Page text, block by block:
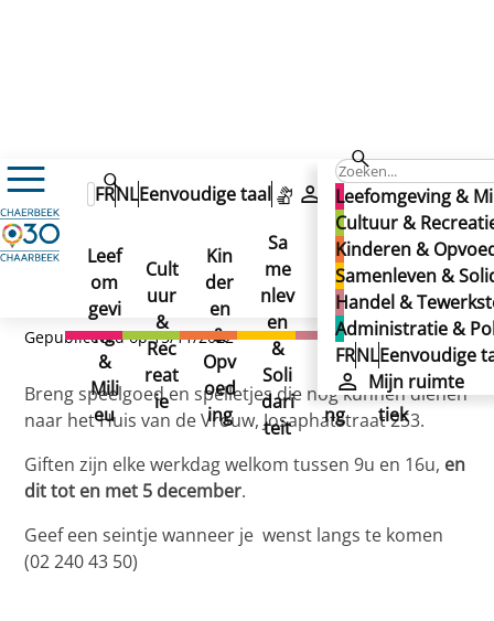
Leefomgeving &
Cultuur &
Kinderen &
Samenleven &
Handel &
Administratie &
FRNLEenvoudige
Mijn ruimte
FRNLEenvoudige taal Mijn ruimte
Leef
om
gevi
ng
&
Mili
eu
Cult
uur
&
Rec
reat
ie
Kin
der
en
&
Opv
oed
ing
Sa
me
nlev
en
&
Soli
dari
teit
Han
del
&
Tew
erks
telli
ng
Ad
min
istr
atie
&
Poli
tiek
Nieuws We verzamelen speelgoed
We verzamelen
speelgoed
We verzamelen speelgoed
Gepubliceerd op 15/11/2022
Breng speelgoed en spelletjes die nog kunnen dienen
naar het Huis van de Vrouw, Josaphatstraat 253.
Giften zijn elke werkdag welkom tussen 9u en 16u, en
dit tot en met 5 december.
Geef een seintje wanneer je wenst langs te komen
(02 240 43 50)